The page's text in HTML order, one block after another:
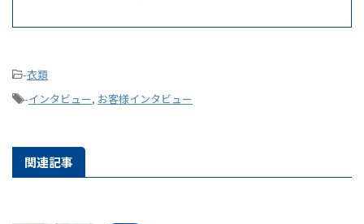
-衣類
-インタビュー, お客様インタビュー
関連記事